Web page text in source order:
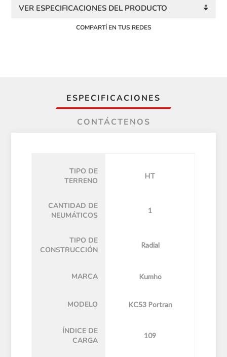
VER ESPECIFICACIONES DEL PRODUCTO
COMPARTÍ EN TUS REDES
ESPECIFICACIONES
CONTÁCTENOS
TIPO DE
TERRENO
HT
CANTIDAD DE
NEUMÁTICOS
1
TIPO DE
CONSTRUCCIÓN
Radial
MARCA Kumho
MODELO KC53 Portran
ÍNDICE DE
CARGA
109